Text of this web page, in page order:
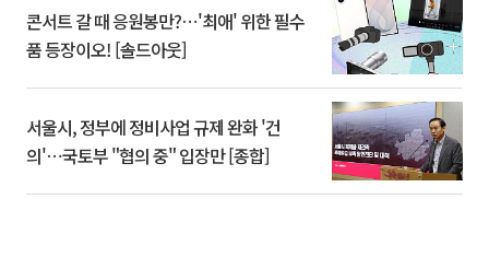
콘서트 갈 때 응원봉만?⋯'최애' 위한 필수
품 등장이오! [솔드아웃]
서울시, 정부에 정비사업 규제 완화 '건
의'⋯국토부 "협의 중" 입장만 [종합]